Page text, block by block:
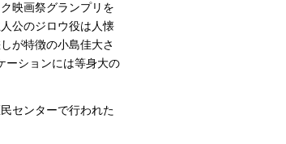
映画祭グランプリを
公のジロウ役は人懐
が特徴の小島佳大さ
ーションには等身大の
センターで行われた